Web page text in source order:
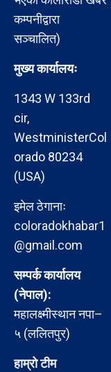
कम्पनीद्वारा
सञ्चालित)
मुख्य कार्यालयः
1343 W 133rd
cir,
WestministerCol
orado 80234
(USA)
इमेल ठेगानाः
coloradokhabar1
@gmail.com
सम्पर्क कार्यालय
(नेपाल):
महालक्ष्मीस्थान नपा–
५ (ललितपुर)
हाम्रो टीम